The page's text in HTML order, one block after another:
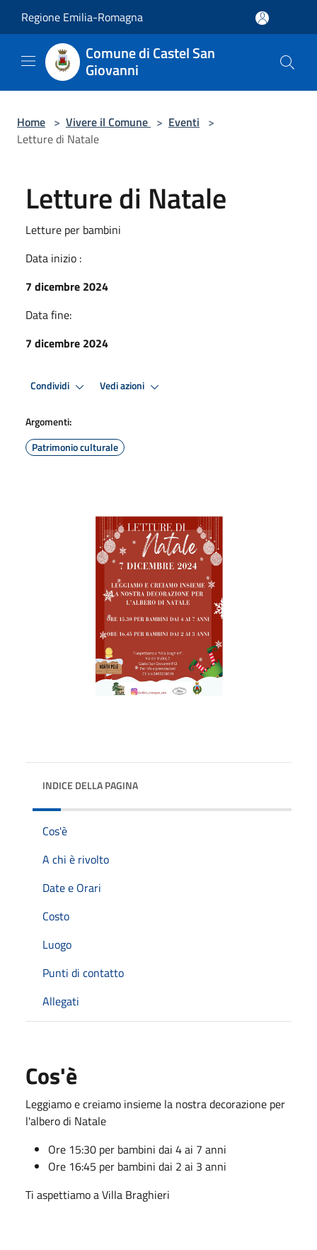
Regione Emilia-Romagna
Comune di Castel San
Giovanni
Home > Vivere il Comune > Eventi >
Letture di Natale
Letture di Natale
Letture per bambini
Data inizio :
7 dicembre 2024
Data fine:
7 dicembre 2024
Condividi Vedi azioni
Argomenti:
Patrimonio culturale
INDICE DELLA PAGINA
Cos'è
A chi è rivolto
Date e Orari
Costo
Luogo
Punti di contatto
Allegati
Cos'è
Leggiamo e creiamo insieme la nostra decorazione per
l'albero di Natale
Ore 15:30 per bambini dai 4 ai 7 anni
Ore 16:45 per bambini dai 2 ai 3 anni
Ti aspettiamo a Villa Braghieri